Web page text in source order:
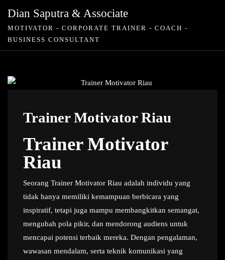
Dian Saputra & Associate
MOTIVATOR - CORPORATE TRAINER - COACH -
BUSINESS CONSULTANT
Trainer Motivator Riau
Trainer Motivator
Riau
Seorang Trainer Motivator Riau adalah individu yang
tidak hanya memiliki kemampuan berbicara yang
inspiratif, tetapi juga mampu membangkitkan semangat,
mengubah pola pikir, dan mendorong audiens untuk
mencapai potensi terbaik mereka. Dengan pengalaman,
wawasan mendalam, serta teknik komunikasi yang